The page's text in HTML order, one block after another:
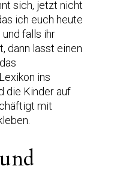
sich, jetzt nicht
ich euch heute
falls ihr
dann lasst einen
ins
die Kinder auf
mit